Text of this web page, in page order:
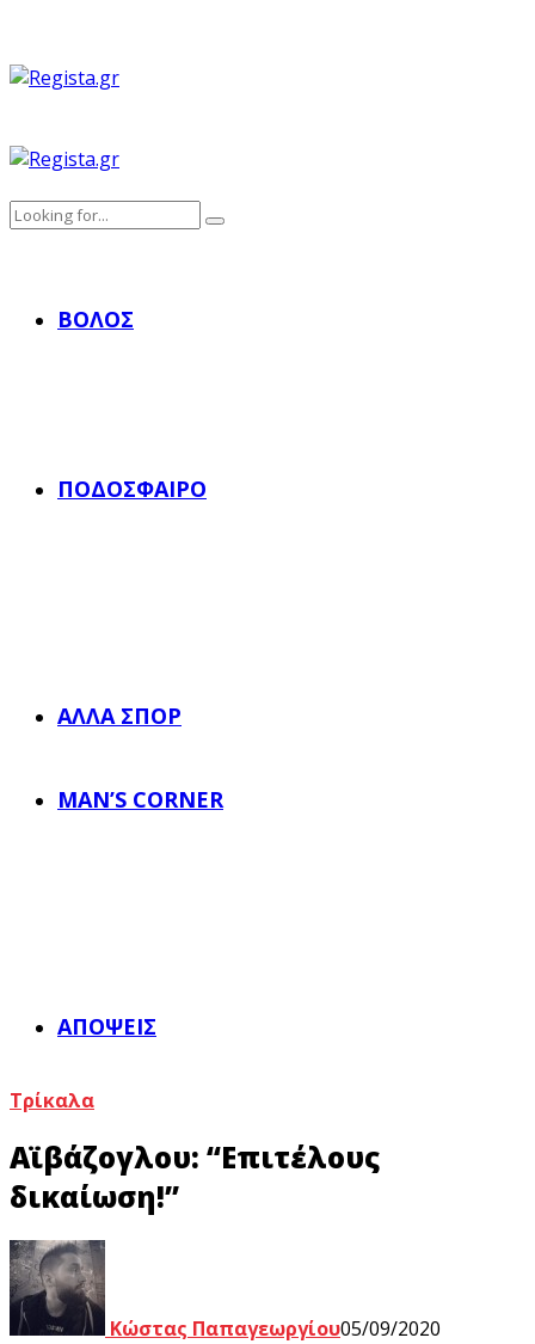
ΒΌΛΟΣ
ΠΟΔΌΣΦΑΙΡΟ
ΆΛΛΑ ΣΠΟΡ
MAN’S CORNER
ΑΠΌΨΕΙΣ
Τρίκαλα
Αϊβάζογλου: “Επιτέλους
δικαίωση!”
Κώστας Παπαγεωργίου05/09/2020